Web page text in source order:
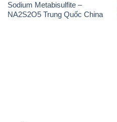
Sodium Metabisulfite –
NA2S2O5 Trung Quốc China